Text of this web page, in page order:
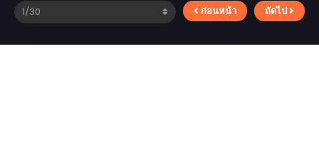
ก่อนหน้า ถัดไป